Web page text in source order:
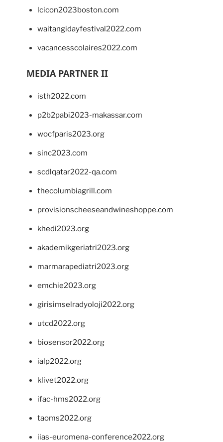
lcicon2023boston.com
waitangidayfestival2022.com
vacancesscolaires2022.com
MEDIA PARTNER II
isth2022.com
p2b2pabi2023-makassar.com
wocfparis2023.org
sinc2023.com
scdlqatar2022-qa.com
thecolumbiagrill.com
provisionscheeseandwineshoppe.com
khedi2023.org
akademikgeriatri2023.org
marmarapediatri2023.org
emchie2023.org
girisimselradyoloji2022.org
utcd2022.org
biosensor2022.org
ialp2022.org
klivet2022.org
ifac-hms2022.org
taoms2022.org
iias-euromena-conference2022.org